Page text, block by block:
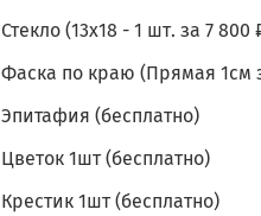
Стекло (13х18 - 1 шт. за 7 800
Фаска по краю (Прямая 1см
Эпитафия (бесплатно)
Цветок 1шт (бесплатно)
Крестик 1шт (бесплатно)